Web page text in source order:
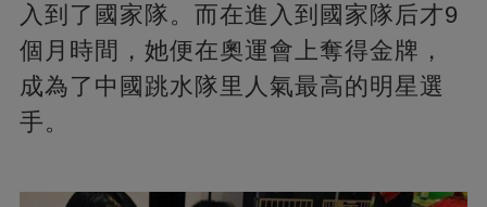
入到了國家隊。而在進入到國家隊后才9
個月時間，她便在奧運會上奪得金牌，
成為了中國跳水隊里人氣最高的明星選
手。